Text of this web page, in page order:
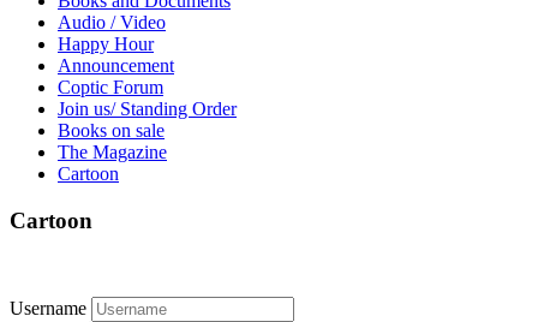
Audio / Video
Happy Hour
Announcement
Coptic Forum
Join us/ Standing Order
Books on sale
The Magazine
Cartoon
Cartoon
Username